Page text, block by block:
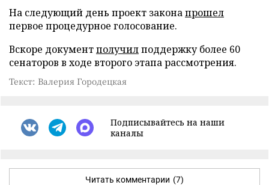
На следующий день проект законапрошел
первое процедурное голосование.
Вскоре документполучилподдержку более 60
сенаторов в ходе второго этапа рассмотрения.
Текст: Валерия Городецкая
Подписывайтесь на наши
каналы
Читать комментарии (7)